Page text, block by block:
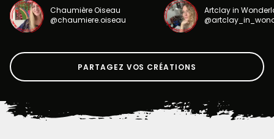
Chaumière Oiseau
@chaumiere.oiseau
Artclay in
PARTAGEZ VOS CRÉATIONS